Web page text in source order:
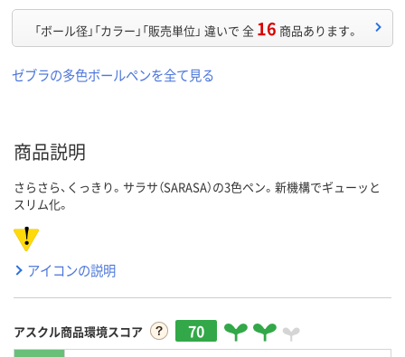
「ボール径」「カラー」「販売単位」 違いで 全 16 商品あります。
ゼブラの多色ボールペンを全て見る
商品説明
さらさら、くっきり。サラサ（SARASA）の3色ペン。新機構でギューッと
スリム化。
アイコンの説明
アスクル商品環境スコア 70